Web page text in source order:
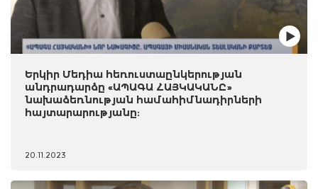
Երկիր Մեդիա հեռուստաընկերության
անդրադարձը «ԱՊԱԳԱ ՀԱՅԿԱԿԱՆԸ»
նախաձեռնության համահիմնադիրների
հայտարարությանը:
20.11.2023